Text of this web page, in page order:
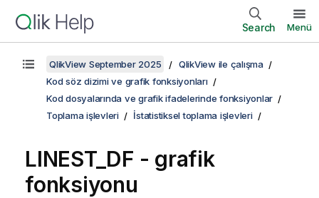
Search Menü
QlikView September 2025
QlikView ile çalışma
Kod söz dizimi ve grafik fonksiyonları
Kod dosyalarında ve grafik ifadelerinde fonksiyonlar
Toplama işlevleri
İstatistiksel toplama işlevleri
LINEST_DF - grafik
fonksiyonu